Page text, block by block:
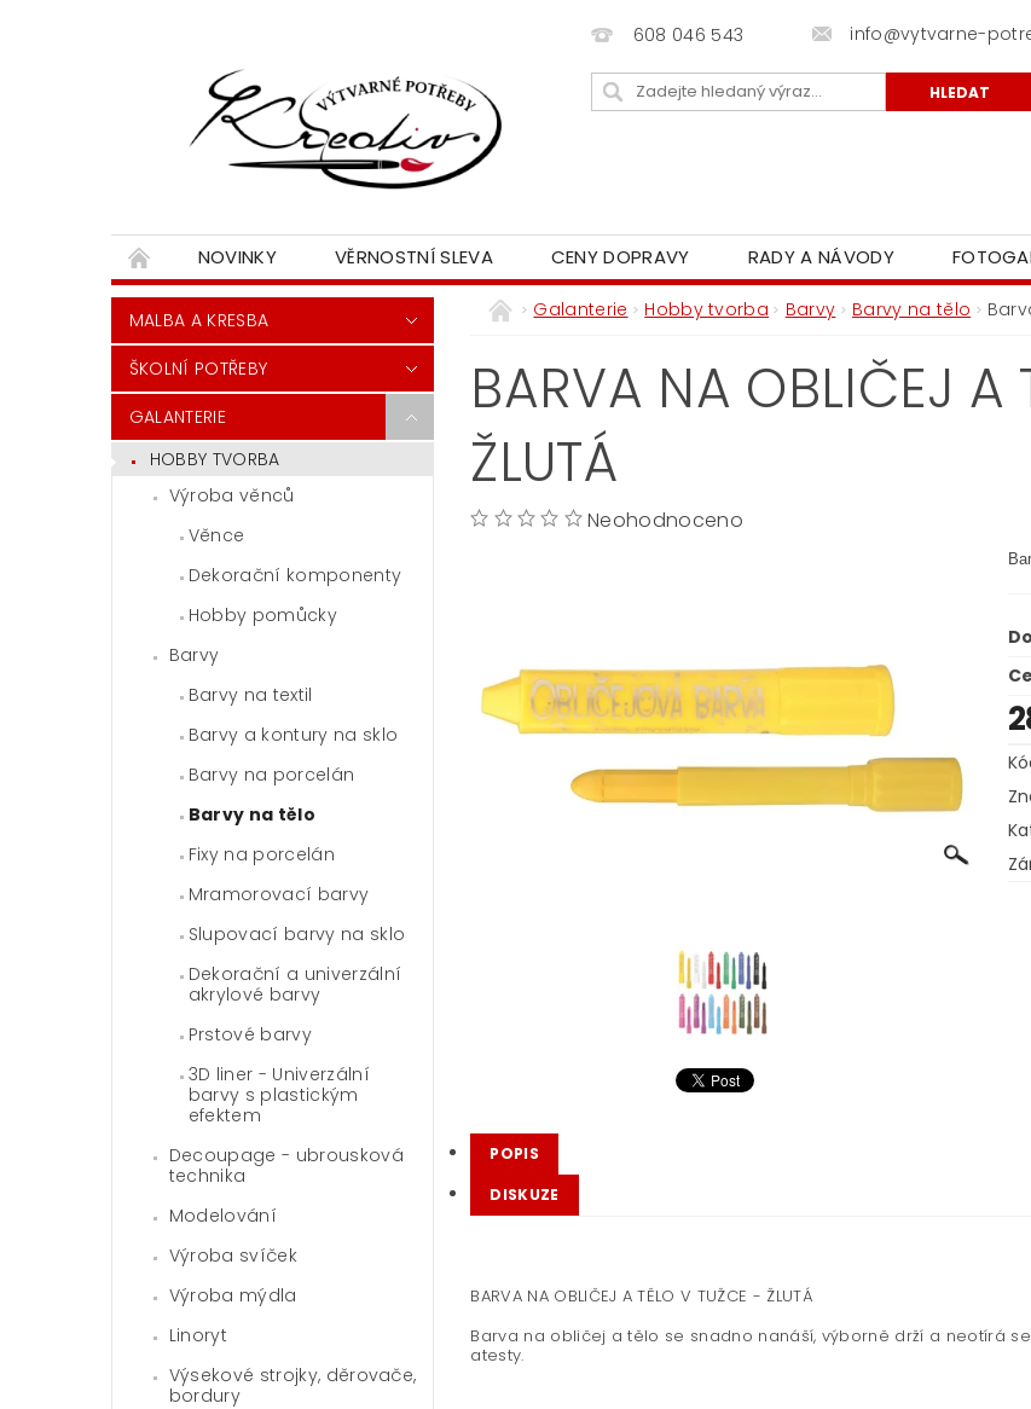
608 046 543 info@vytvarne-
NOVINKY VĚRNOSTNÍ SLEVA CENY DOPRAVY RADY A NÁVODY
MALBA A KRESBA
ŠKOLNÍ POTŘEBY
GALANTERIE
HOBBY TVORBA
Výroba věnců
Věnce
Dekorační komponenty
Hobby pomůcky
Barvy
Barvy na textil
Barvy a kontury na sklo
Barvy na porcelán
Barvy na tělo
Fixy na porcelán
Mramorovací barvy
Slupovací barvy na sklo
Dekorační a univerzální
akrylové barvy
Prstové barvy
3D liner - Univerzální
barvy s plastickým
efektem
Decoupage - ubrousková
technika
Modelování
Výroba svíček
Výroba mýdla
Linoryt
Výsekové strojky, děrovače,
bordury
Galanterie Hobby tvorba Barvy Barvy na tělo
BARVA NA OBLIČEJ A
ŽLUTÁ
Neohodnoceno
POPIS
DISKUZE
BARVA NA OBLIČEJ A TĚLO V TUŽCE - ŽLUTÁ
Barva na obličej a tělo se snadno nanáší, výborně drží a neotírá
atesty.